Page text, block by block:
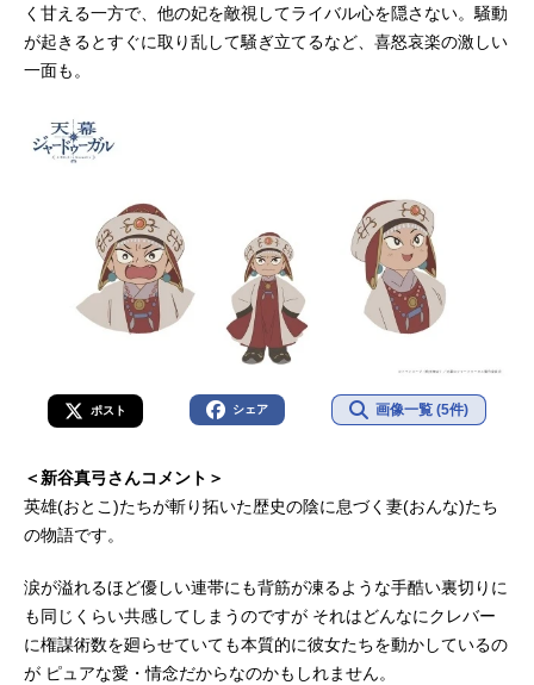
く甘える一方で、他の妃を敵視してライバル心を隠さない。騒動
が起きるとすぐに取り乱して騒ぎ立てるなど、喜怒哀楽の激しい
一面も。
ポスト シェア 画像一覧 (5件)
＜新谷真弓さんコメント＞
英雄(おとこ)たちが斬り拓いた歴史の陰に息づく妻(おんな)たち
の物語です。
涙が溢れるほど優しい連帯にも背筋が凍るような手酷い裏切りに
も同じくらい共感してしまうのですが それはどんなにクレバー
に権謀術数を廻らせていても本質的に彼女たちを動かしているの
が ピュアな愛・情念だからなのかもしれません。